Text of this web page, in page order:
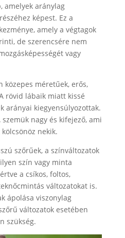
amelyek aránylag
képest. Ez a
amely a végtagok
de szerencsére nem
vagy
közepes méretűek, erős,
rövid lábaik miatt kissé
arányai kiegyensúlyozottak.
nagy és kifejező, ami
nekik.
szőrűek, a színváltozatok
szín vagy minta
a csíkos, foltos,
változatokat is.
ápolása viszonylag
változatok esetében
szükség.